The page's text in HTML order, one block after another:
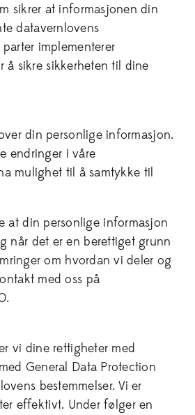
sikrer at informasjonen din
datavernlovens
implementerer
å sikre sikkerheten til dine
din personlige informasjon.
endringer i våre
mulighet til å samtykke til
at din personlige informasjon
når det er en berettiget grunn
om hvordan vi deler og
med oss på
vi dine rettigheter med
General Data Protection
bestemmelser. Vi er
effektivt. Under følger en